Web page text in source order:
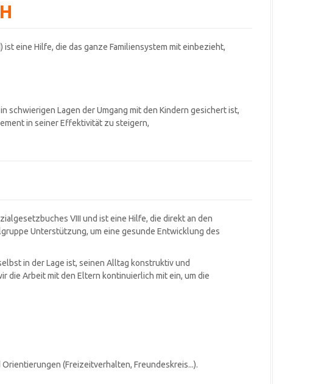
eine Hilfe, die das ganze Familiensystem mit einbezieht,
Lagen der Umgang mit den Kindern gesichert ist,
in seiner Effektivität zu steigern,
VIII und ist eine Hilfe, die direkt an den
Unterstützung, um eine gesunde Entwicklung des
in der Lage ist, seinen Alltag konstruktiv und
Arbeit mit den Eltern kontinuierlich mit ein, um die
(Freizeitverhalten, Freundeskreis...).